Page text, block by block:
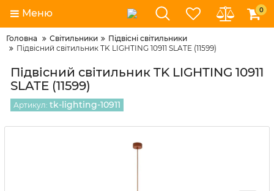
Меню 0
Головна Світильники
Підвісні світильники
Підвісний світильник TK LIGHTING 10911 SLATE (11599)
Підвісний світильник TK LIGHTING 10911
SLATE (11599)
Артикул: tk-lighting-10911